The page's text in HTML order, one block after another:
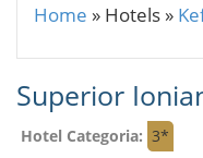
You are
Home » Hotels »
Superior
Hotel Categoria: 3*